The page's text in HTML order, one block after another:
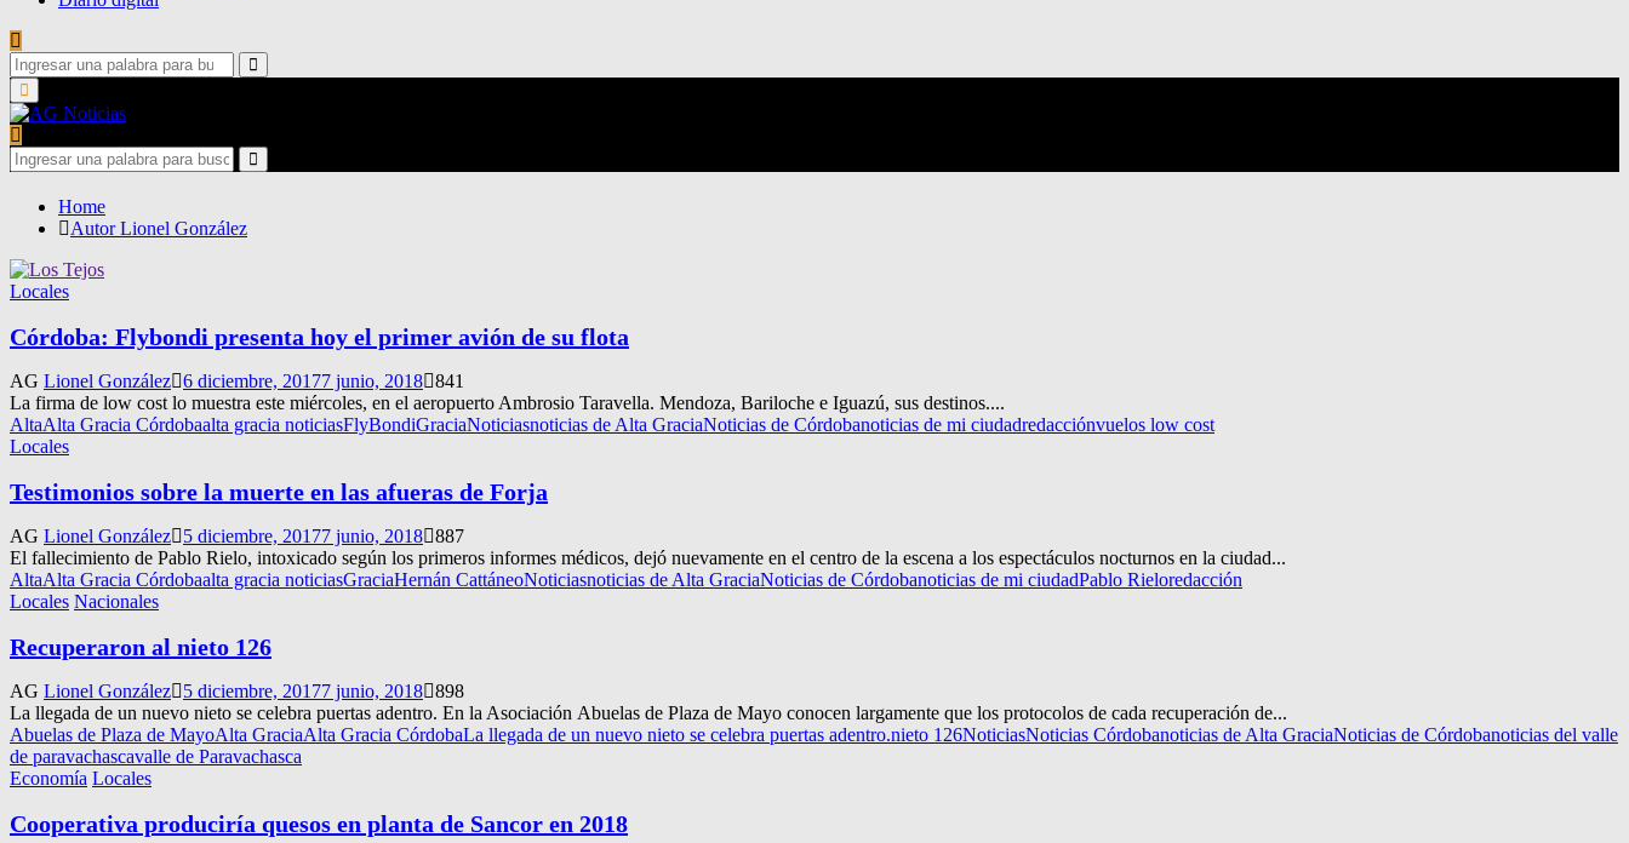
Search
for:
Search
Primary
Menu
Search
for:
Search
Home
AutorLionel González
Locales
Córdoba: Flybondi presenta hoy el primer avión de su flota
AG Lionel González 6 diciembre, 20177 junio, 2018 841
La firma de low cost lo muestra este miércoles, en el aeropuerto Ambrosio Taravella. Mendoza, Bariloche e Iguazú, sus destinos....
AltaAlta Gracia Córdobaalta gracia noticiasFlyBondiGraciaNoticiasnoticias de Alta GraciaNoticias de Córdobanoticias de mi ciudadredacciónvuelos low cost
Locales
Testimonios sobre la muerte en las afueras de Forja
AG Lionel González 5 diciembre, 20177 junio, 2018 887
El fallecimiento de Pablo Rielo, intoxicado según los primeros informes médicos, dejó nuevamente en el centro de la escena a los espectáculos nocturnos en la ciudad...
AltaAlta Gracia Córdobaalta gracia noticiasGraciaHernán CattáneoNoticiasnoticias de Alta GraciaNoticias de Córdobanoticias de mi ciudadPablo Rieloredacción
Locales Nacionales
Recuperaron al nieto 126
AG Lionel González 5 diciembre, 20177 junio, 2018 898
La llegada de un nuevo nieto se celebra puertas adentro. En la Asociación Abuelas de Plaza de Mayo conocen largamente que los protocolos de cada recuperación de...
Abuelas de Plaza de MayoAlta GraciaAlta Gracia CórdobaLa llegada de un nuevo nieto se celebra puertas adentro.nieto 126NoticiasNoticias Córdobanoticias de Alta GraciaNoticias de Córdobanoticias del valle
de paravachascavalle de Paravachasca
Economía Locales
Cooperativa produciría quesos en planta de Sancor en 2018